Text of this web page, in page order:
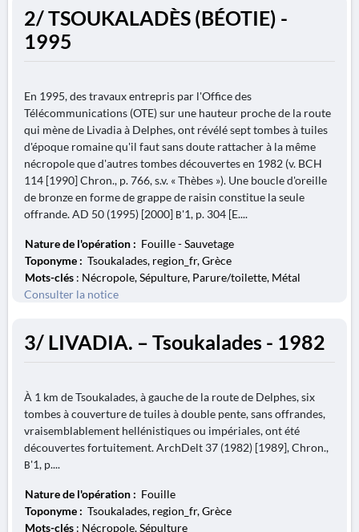
2/ TSOUKALADÈS (BÉOTIE) -
1995
En 1995, des travaux entrepris par l'Office des
Télécommunications (OTE) sur une hauteur proche de la route
qui mène de Livadia à Delphes, ont révélé sept tombes à tuiles
d'époque romaine qu'il faut sans doute rattacher à la même
nécropole que d'autres tombes découvertes en 1982 (v. BCH
114 [1990] Chron., p. 766, s.v. « Thèbes »). Une boucle d'oreille
de bronze en forme de grappe de raisin constitue la seule
offrande. AD 50 (1995) [2000] Β'1, p. 304 [E....
Nature de l'opération : Fouille - Sauvetage
Toponyme : Tsoukalades, region_fr, Grèce
Mots-clés : Nécropole, Sépulture, Parure/toilette, Métal
Consulter la notice
3/ LIVADIA. – Tsoukalades - 1982
À 1 km de Tsoukalades, à gauche de la route de Delphes, six
tombes à couverture de tuiles à double pente, sans offrandes,
vraisemblablement hellénistiques ou impériales, ont été
découvertes fortuitement. ArchDelt 37 (1982) [1989], Chron.,
Β'1, p....
Nature de l'opération : Fouille
Toponyme : Tsoukalades, region_fr, Grèce
Mots-clés : Nécropole, Sépulture